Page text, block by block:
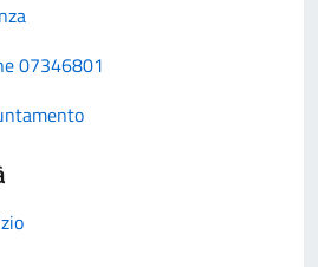
07346801